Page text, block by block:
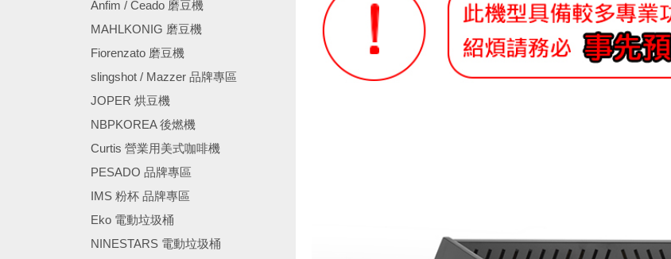
Anfim / Ceado 磨豆機
MAHLKONIG 磨豆機
Fiorenzato 磨豆機
slingshot / Mazzer 品牌專區
JOPER 烘豆機
NBPKOREA 後燃機
Curtis 營業用美式咖啡機
PESADO 品牌專區
IMS 粉杯 品牌專區
Eko 電動垃圾桶
NINESTARS 電動垃圾桶